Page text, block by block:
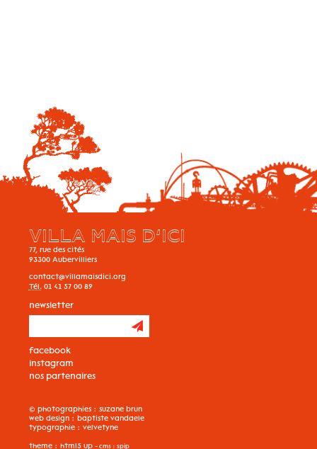
newsletter
facebook
instagram
nos partenaires
VILLA MAIS D’ICI
77, rue des cités
93300 Aubervilliers
contact@villamaisdici.org
Tél. 01 41 57 00 89
© photographies : suzane brun
web design : baptiste vandaele
typographie : velvetyne
theme : html5 up - cms : spip